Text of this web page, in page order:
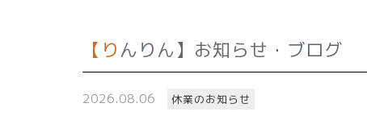
【りんりん】お知らせ・ブログ
2026.08.06 休業のお知らせ